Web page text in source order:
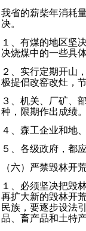
我省的薪柴年消耗
决。
１、有煤的地区坚
决烧煤中的一些具
２、实行定期开山
极提倡改窑改灶，
３、机关、厂矿、
种，限期作出成绩
４、森工企业和地
５、各级政府，都
（六）严禁毁林开
１、必须坚决把毁
再扩大新的毁林开
民族，要逐步设法
品、畜产品和土特